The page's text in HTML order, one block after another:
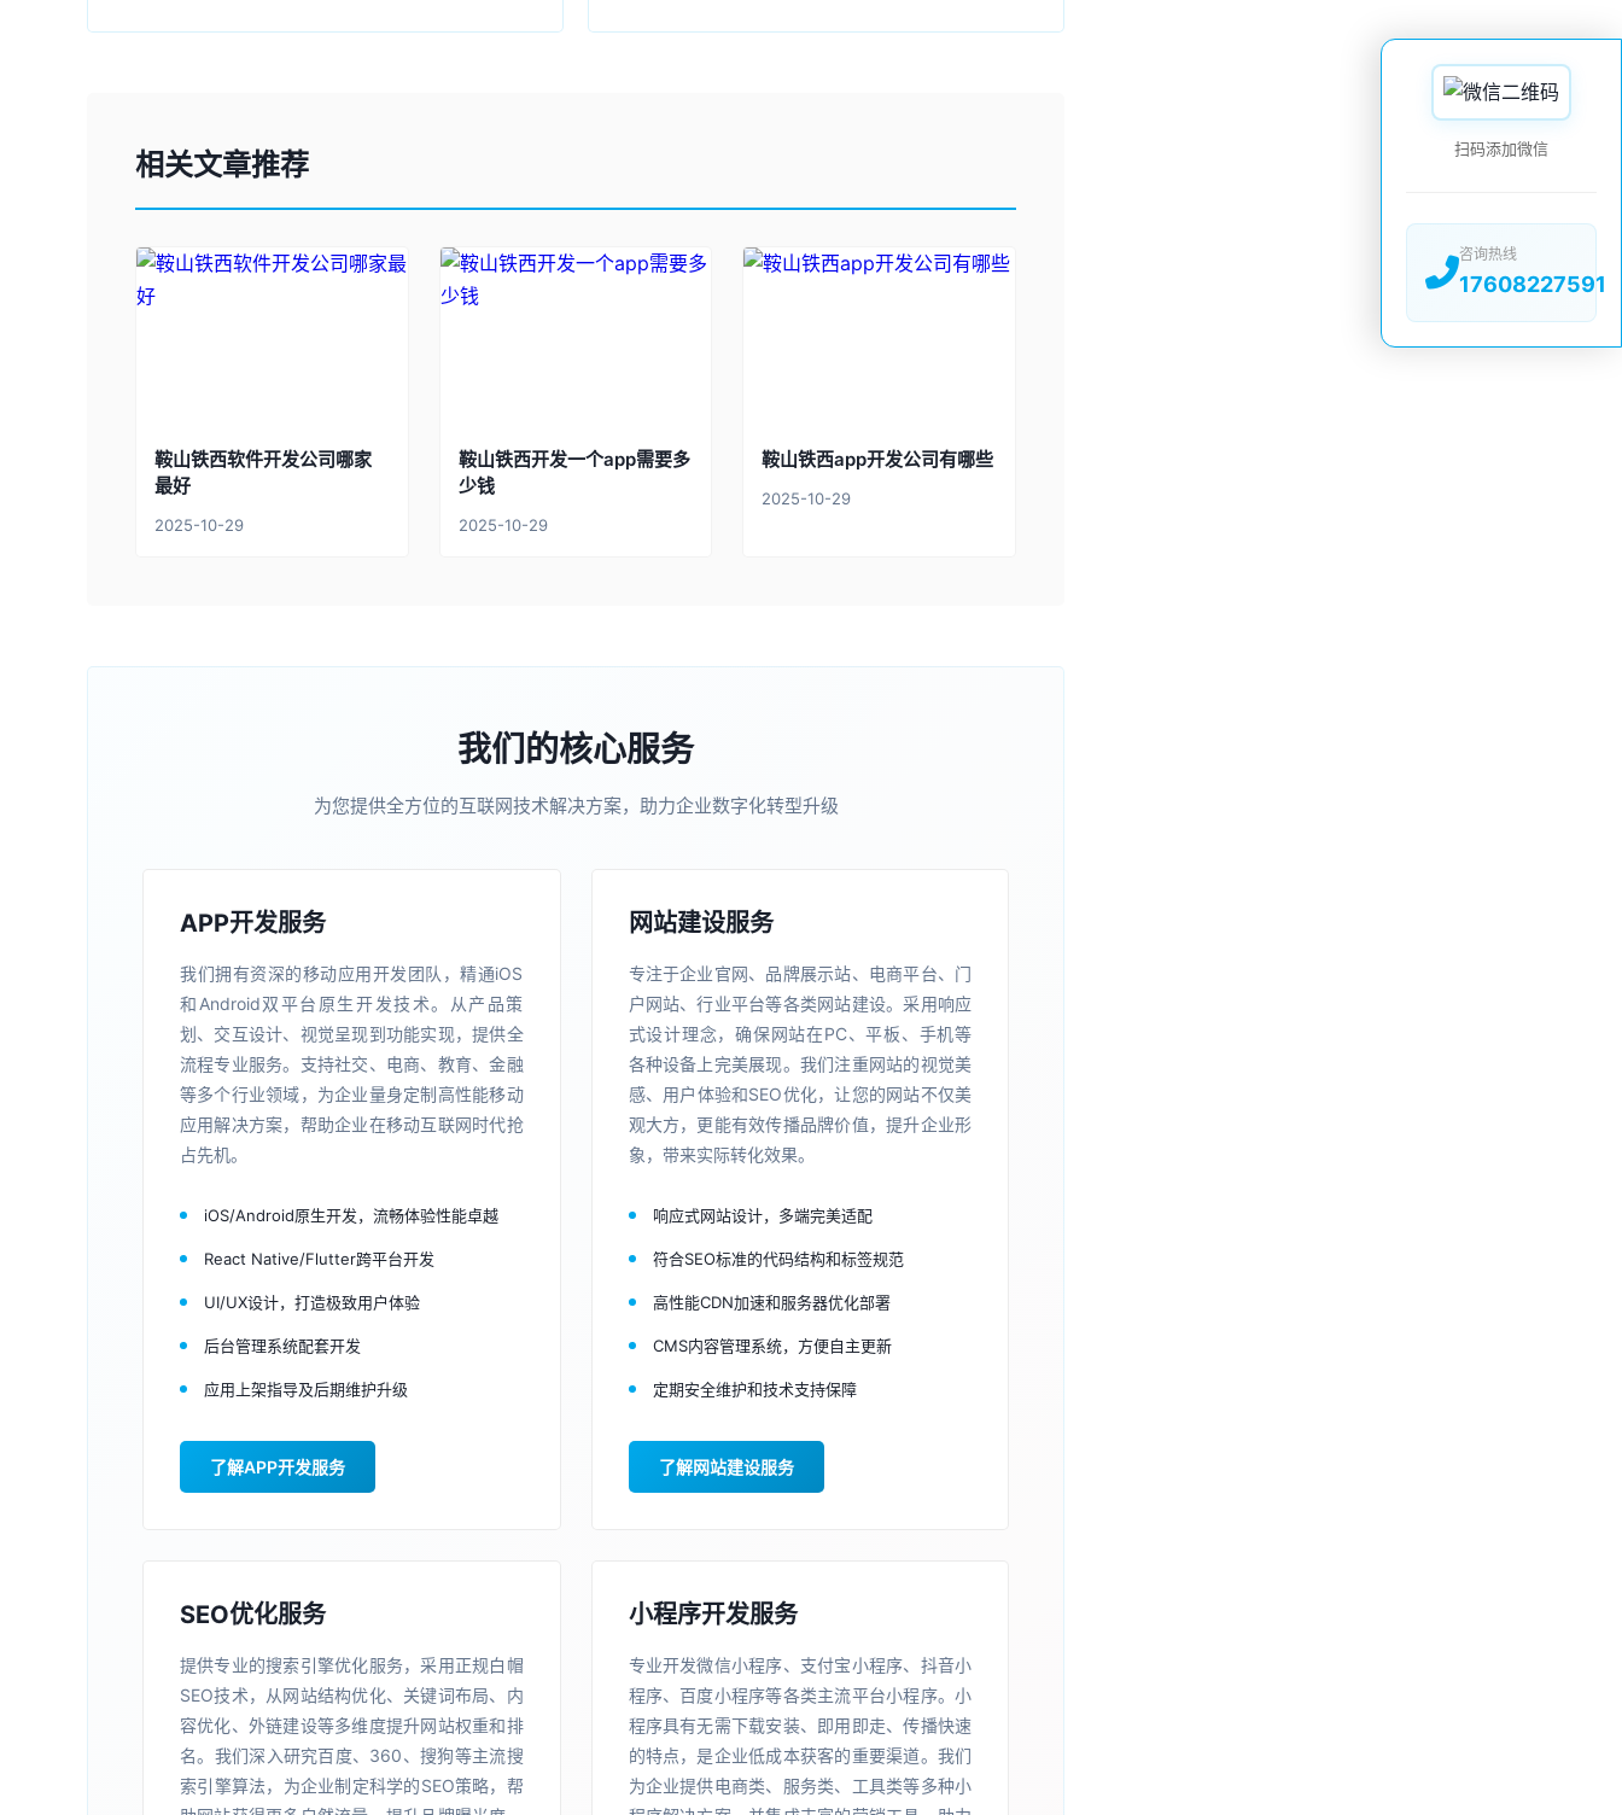
相关文章推荐
鞍山铁西软件开发公司哪家
最好
2025-10-29
鞍山铁西开发一个app需要多
少钱
2025-10-29
鞍山铁西app开发公司有哪些
2025-10-29
我们的核心服务
为您提供全方位的互联网技术解决方案，助力企业数字化转型升级
APP开发服务
我们拥有资深的移动应用开发团队，精通iOS
和Android双平台原生开发技术。从产品策
划、交互设计、视觉呈现到功能实现，提供全
流程专业服务。支持社交、电商、教育、金融
等多个行业领域，为企业量身定制高性能移动
应用解决方案，帮助企业在移动互联网时代抢
占先机。
iOS/Android原生开发，流畅体验性能卓越
React Native/Flutter跨平台开发
UI/UX设计，打造极致用户体验
后台管理系统配套开发
应用上架指导及后期维护升级
了解APP开发服务
网站建设服务
专注于企业官网、品牌展示站、电商平台、门
户网站、行业平台等各类网站建设。采用响应
式设计理念，确保网站在PC、平板、手机等
各种设备上完美展现。我们注重网站的视觉美
感、用户体验和SEO优化，让您的网站不仅美
观大方，更能有效传播品牌价值，提升企业形
象，带来实际转化效果。
响应式网站设计，多端完美适配
符合SEO标准的代码结构和标签规范
高性能CDN加速和服务器优化部署
CMS内容管理系统，方便自主更新
定期安全维护和技术支持保障
了解网站建设服务
SEO优化服务
提供专业的搜索引擎优化服务，采用正规白帽
SEO技术，从网站结构优化、关键词布局、内
容优化、外链建设等多维度提升网站权重和排
名。我们深入研究百度、360、搜狗等主流搜
索引擎算法，为企业制定科学的SEO策略，帮
小程序开发服务
专业开发微信小程序、支付宝小程序、抖音小
程序、百度小程序等各类主流平台小程序。小
程序具有无需下载安装、即用即走、传播快速
的特点，是企业低成本获客的重要渠道。我们
为企业提供电商类、服务类、工具类等多种小
扫码添加微信
咨询热线
17608227591